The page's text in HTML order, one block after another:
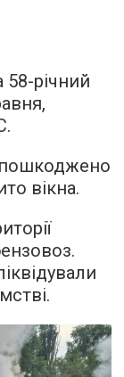
58-річний
вікна.